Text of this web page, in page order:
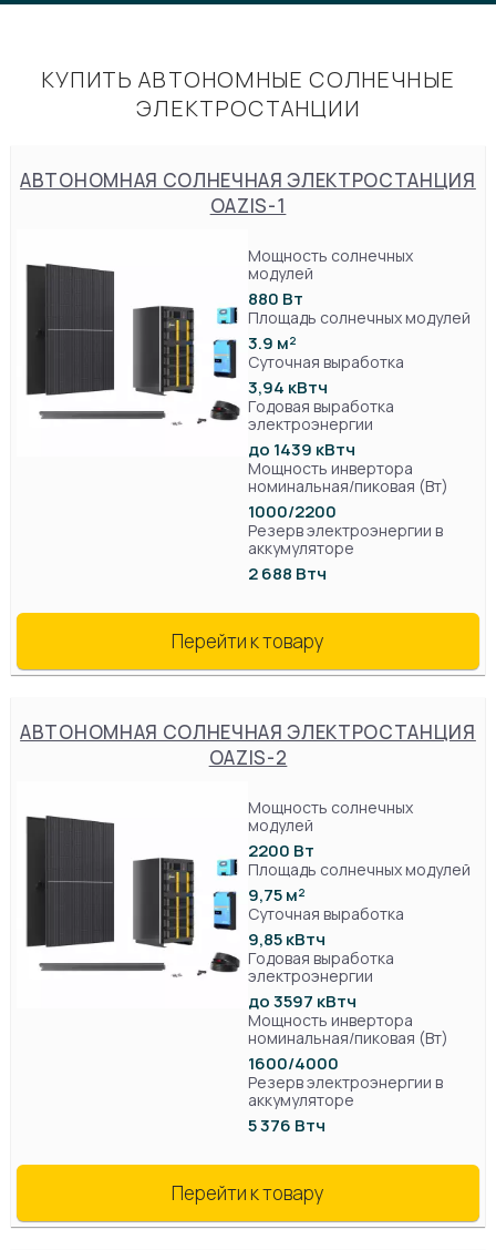
КУПИТЬ АВТОНОМНЫЕ СОЛНЕЧНЫЕ
ЭЛЕКТРОСТАНЦИИ
АВТОНОМНАЯ СОЛНЕЧНАЯ ЭЛЕКТРОСТАНЦИЯ
OAZIS-1
Мощность солнечных
модулей
880 Вт
Площадь солнечных модулей
3.9 м²
Суточная выработка
3,94 кВтч
Годовая выработка
электроэнергии
до 1439 кВтч
Мощность инвертора
номинальная/пиковая (Вт)
1000/2200
Резерв электроэнергии в
аккумуляторе
2 688 Втч
Перейти к товару
АВТОНОМНАЯ СОЛНЕЧНАЯ ЭЛЕКТРОСТАНЦИЯ
OAZIS-2
Мощность солнечных
модулей
2200 Вт
Площадь солнечных модулей
9,75 м²
Суточная выработка
9,85 кВтч
Годовая выработка
электроэнергии
до 3597 кВтч
Мощность инвертора
номинальная/пиковая (Вт)
1600/4000
Резерв электроэнергии в
аккумуляторе
5 376 Втч
Перейти к товару